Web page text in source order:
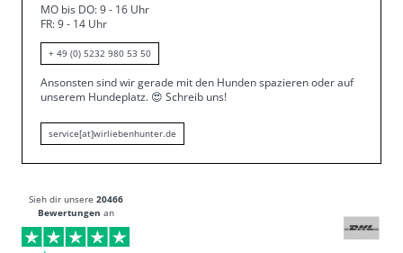
MO bis DO: 9 - 16 Uhr
FR: 9 - 14 Uhr
+ 49 (0) 5232 980 53 50
Ansonsten sind wir gerade mit den Hunden spazieren oder auf
unserem Hundeplatz. 😍 Schreib uns!
service[at]wirliebenhunter.de
Sieh dir unsere 20466
Bewertungen an